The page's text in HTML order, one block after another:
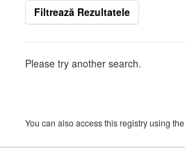
Filtrează Rezultatele
Please try another search.
You can also access this registry using the